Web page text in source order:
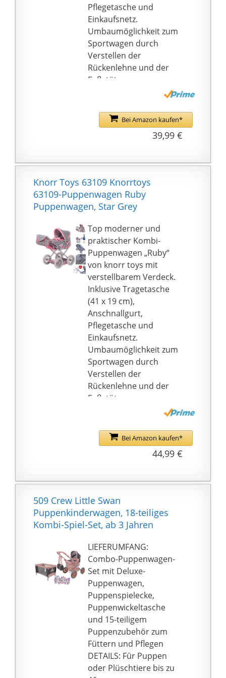
Puppenzubehör zum
Füttern und Pflegen.
Pflegetasche und
Einkaufsnetz.
Umbaumöglichkeit zum
Sportwagen durch
Verstellen der
Rückenlehne und der
Fußstütze.
Ein höhenverstellbarer
Softummantelung (ca.
34 - 62 cm) ermöglicht
das Mitwachsen des
Puppenmama.
Abmessungen: 51 x 37 x
64 cm.
Bei Amazon kaufen*
39,99 €
Knorr Toys 63109 Knorrtoys
63109-Puppenwagen Ruby
Puppenwagen, Star Grey
Top moderner und
praktischer Kombi-
Puppenwagen „Ruby“
von knorr toys mit
verstellbarem Verdeck.
Inklusive Tragetasche
(41 x 19 cm),
Anschnallgurt,
Pflegetasche und
Einkaufsnetz.
Umbaumöglichkeit zum
Sportwagen durch
Verstellen der
Rückenlehne und der
Fußstütze.
Ein höhenverstellbarer
Softummantelung (ca.
34 - 62 cm) ermöglicht
das Mitwachsen des
Puppenmama.
Abmessungen: 51 x 37 x
64 cm.
Bei Amazon kaufen*
44,99 €
509 Crew Little Swan
Puppenkinderwagen, 18-teiliges
Kombi-Spiel-Set, ab 3 Jahren
LIEFERUMFANG:
Combo-Puppenwagen-
Set mit Deluxe-
Puppenwagen,
Puppenspielecke,
Puppenwickeltasche
und 15-teiligem
Puppenzubehör zum
Füttern und Pflegen
DETAILS: Für Puppen
oder Plüschtiere bis zu